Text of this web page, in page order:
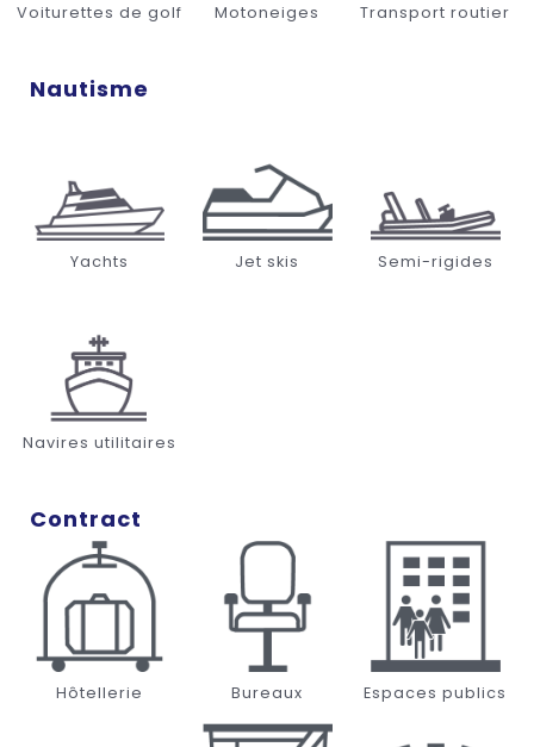
Voiturettes de golf Motoneiges Transport routier
Nautisme
Yachts Jet skis Semi-rigides
Navires utilitaires
Contract
Hôtellerie Bureaux Espaces publics